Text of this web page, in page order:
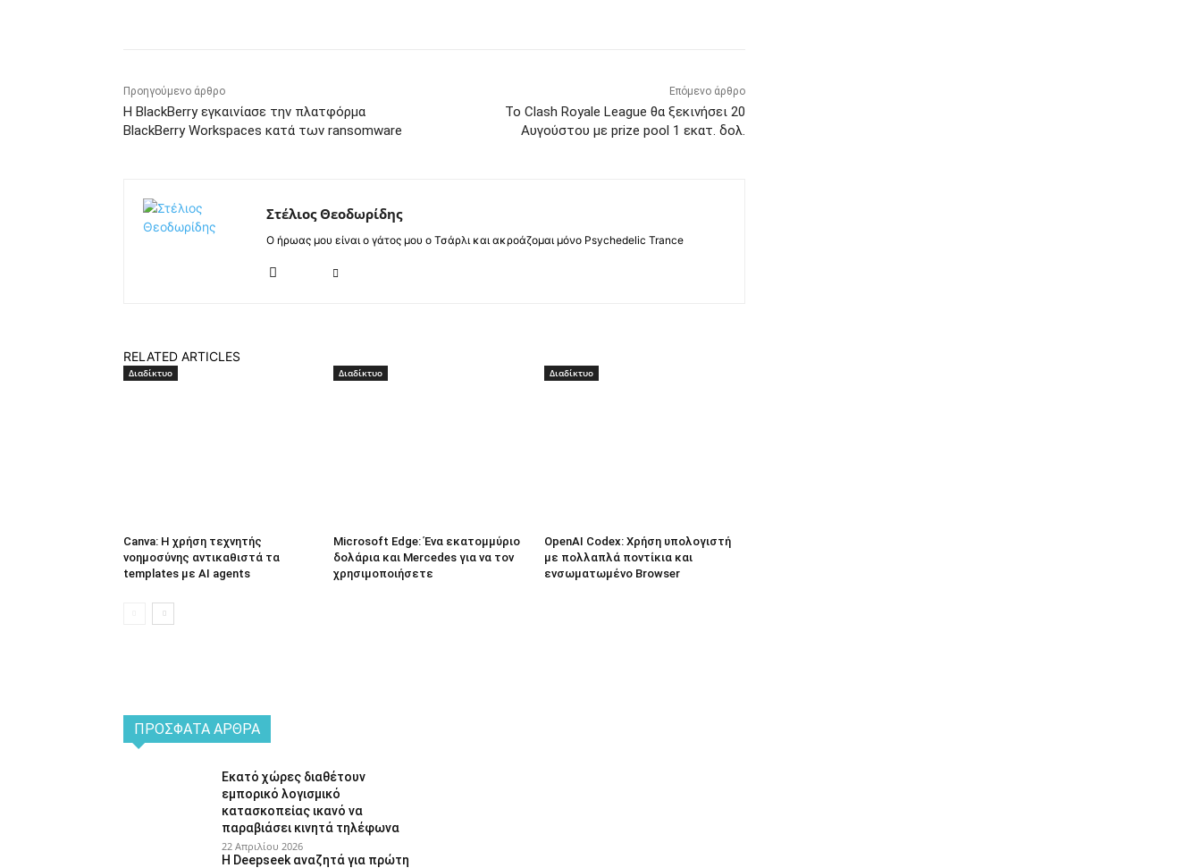
Προηγούμενο άρθρο
Η BlackBerry εγκαινίασε την πλατφόρμα
BlackBerry Workspaces κατά των ransomware
Επόμενο άρθρο
Το Clash Royale League θα ξεκινήσει 20
Αυγούστου με prize pool 1 εκατ. δολ.
Στέλιος Θεοδωρίδης
Ο ήρωας μου είναι ο γάτος μου ο Τσάρλι και ακροάζομαι μόνο Psychedelic Trance
RELATED ARTICLES
Διαδίκτυο
Canva: Η χρήση τεχνητής
νοημοσύνης αντικαθιστά τα
templates με AI agents
Διαδίκτυο
Microsoft Edge: Ένα εκατομμύριο
δολάρια και Mercedes για να τον
χρησιμοποιήσετε
Διαδίκτυο
OpenAI Codex: Χρήση υπολογιστή
με πολλαπλά ποντίκια και
ενσωματωμένο Browser
ΠΡΌΣΦΑΤΑ ΆΡΘΡΑ
Εκατό χώρες διαθέτουν
εμπορικό λογισμικό
κατασκοπείας ικανό να
παραβιάσει κινητά τηλέφωνα
22 Απριλίου 2026
Η Deepseek αναζητά για πρώτη